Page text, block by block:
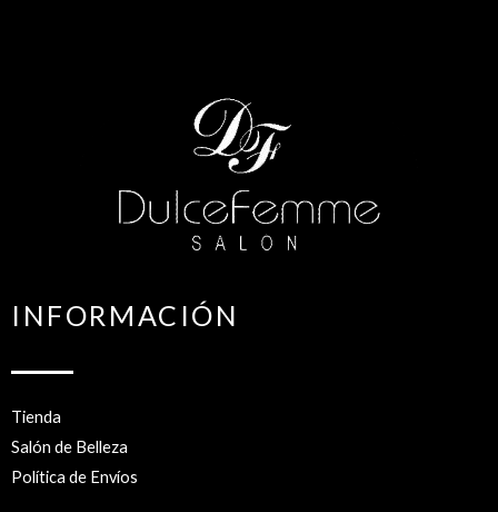
INFORMACIÓN
Tienda
Salón de Belleza
Política de Envíos